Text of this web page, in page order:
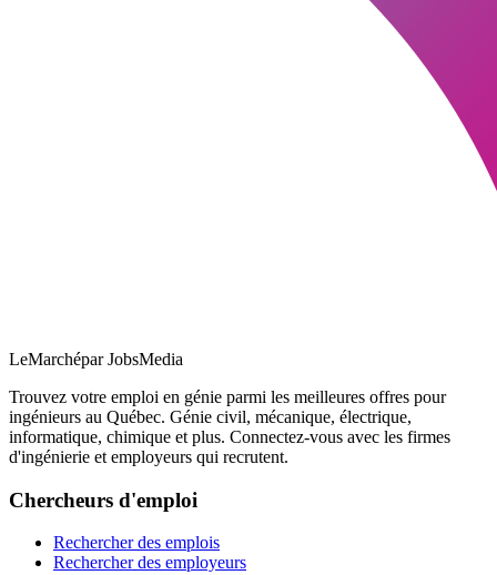
LeMarchépar JobsMedia
Trouvez votre emploi en génie parmi les meilleures offres pour
ingénieurs au Québec. Génie civil, mécanique, électrique,
informatique, chimique et plus. Connectez-vous avec les firmes
d'ingénierie et employeurs qui recrutent.
Chercheurs d'emploi
Rechercher des emplois
Rechercher des employeurs